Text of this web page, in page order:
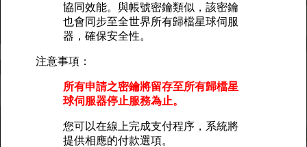
協同效能。與帳號密鑰類似，該密鑰
也會同步至全世界所有歸檔星球伺服
器，確保安全性。
注意事項：
所有申請之密鑰將留存至所有歸檔星
球伺服器停止服務為止。
您可以在線上完成支付程序，系統將
提供相應的付款選項。